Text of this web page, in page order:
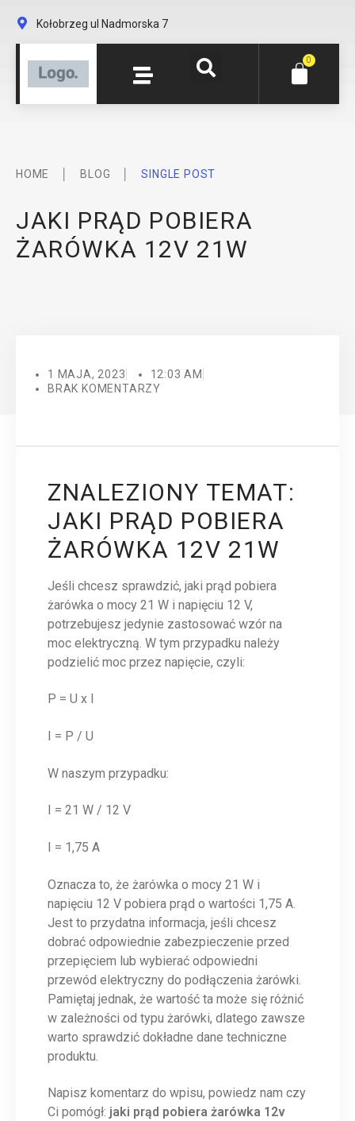
Kołobrzeg ul Nadmorska 7
0
HOME BLOG SINGLE POST
JAKI PRĄD POBIERA
ŻARÓWKA 12V 21W
1 MAJA, 2023
12:03 AM
BRAK KOMENTARZY
ZNALEZIONY TEMAT:
JAKI PRĄD POBIERA
ŻARÓWKA 12V 21W
Jeśli chcesz sprawdzić, jaki prąd pobiera
żarówka o mocy 21 W i napięciu 12 V,
potrzebujesz jedynie zastosować wzór na
moc elektryczną. W tym przypadku należy
podzielić moc przez napięcie, czyli:
P = U x I
I = P / U
W naszym przypadku:
I = 21 W / 12 V
I = 1,75 A
Oznacza to, że żarówka o mocy 21 W i
napięciu 12 V pobiera prąd o wartości 1,75 A.
Jest to przydatna informacja, jeśli chcesz
dobrać odpowiednie zabezpieczenie przed
przepięciem lub wybierać odpowiedni
przewód elektryczny do podłączenia żarówki.
Pamiętaj jednak, że wartość ta może się różnić
w zależności od typu żarówki, dlatego zawsze
warto sprawdzić dokładne dane techniczne
produktu.
Napisz komentarz do wpisu, powiedz nam czy
Ci pomógł: jaki prąd pobiera żarówka 12v